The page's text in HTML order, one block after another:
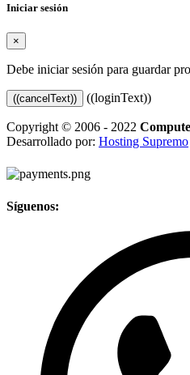
Iniciar sesión
×
Debe iniciar sesión para guardar
((cancelText)) ((loginText))
Copyright © 2006 - 2022
Desarrollado por: Hosting Supremo
Síguenos: